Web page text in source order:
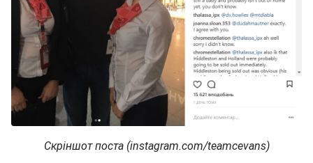
Скріншот поста (instagram.com/teamcevans)